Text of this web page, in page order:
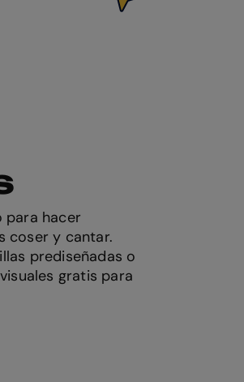
para hacer
coser y cantar.
prediseñadas o
gratis para